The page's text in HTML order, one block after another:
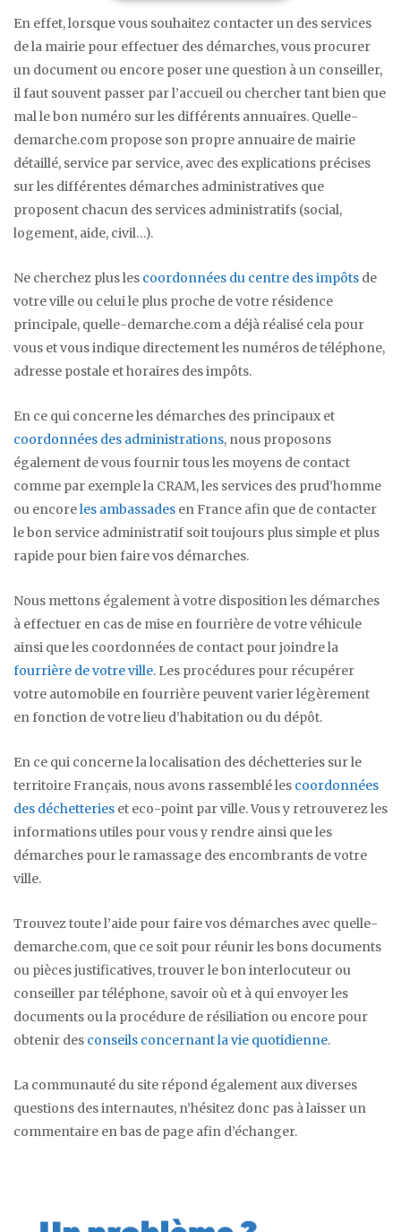
En effet, lorsque vous souhaitez contacter un des services
de la mairie pour effectuer des démarches, vous procurer
un document ou encore poser une question à un conseiller,
il faut souvent passer par l’accueil ou chercher tant bien que
mal le bon numéro sur les différents annuaires. Quelle-
demarche.com propose son propre annuaire de mairie
détaillé, service par service, avec des explications précises
sur les différentes démarches administratives que
proposent chacun des services administratifs (social,
logement, aide, civil…).
Ne cherchez plus les coordonnées du centre des impôts de
votre ville ou celui le plus proche de votre résidence
principale, quelle-demarche.com a déjà réalisé cela pour
vous et vous indique directement les numéros de téléphone,
adresse postale et horaires des impôts.
En ce qui concerne les démarches des principaux et
coordonnées des administrations, nous proposons
également de vous fournir tous les moyens de contact
comme par exemple la CRAM, les services des prud’homme
ou encoreles ambassades en France afin que de contacter
le bon service administratif soit toujours plus simple et plus
rapide pour bien faire vos démarches.
Nous mettons également à votre disposition les démarches
à effectuer en cas de mise en fourrière de votre véhicule
ainsi que les coordonnées de contact pour joindre la
fourrière de votre ville. Les procédures pour récupérer
votre automobile en fourrière peuvent varier légèrement
en fonction de votre lieu d’habitation ou du dépôt.
En ce qui concerne la localisation des déchetteries sur le
territoire Français, nous avons rassemblé les coordonnées
des déchetteries et eco-point par ville. Vous y retrouverez les
informations utiles pour vous y rendre ainsi que les
démarches pour le ramassage des encombrants de votre
ville.
Trouvez toute l’aide pour faire vos démarches avec quelle-
demarche.com, que ce soit pour réunir les bons documents
ou pièces justificatives, trouver le bon interlocuteur ou
conseiller par téléphone, savoir où et à qui envoyer les
documents ou la procédure de résiliation ou encore pour
obtenir des conseils concernant la vie quotidienne.
La communauté du site répond également aux diverses
questions des internautes, n’hésitez donc pas à laisser un
commentaire en bas de page afin d’échanger.